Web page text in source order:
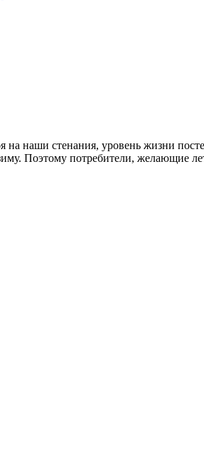
на наши стенания, уровень жизни
Поэтому потребители, желающие